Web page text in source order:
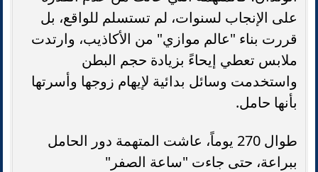
على الإنجاب لسنوات، لم تستسلم للواقع، بل
قررت بناء "عالم موازي" من الأكاذيب، وارتدت
ملابس تعطي إيحاءً بزيادة حجم البطن
واستخدمت وسائل بدائية لإيهام زوجها وأسرتها
بأنها حامل.
طوال 270 يوماً، عاشت المتهمة دور الحامل
ببراعة، حتى جاءت "ساعة الصفر"